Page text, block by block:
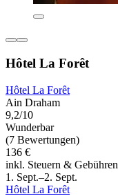
Hôtel La Forêt
Hôtel La Forêt
Ain Draham
9,2/10
Wunderbar
(7 Bewertungen)
136 €
inkl. Steuern & Gebühren
1. Sept.–2. Sept.
Hôtel La Forêt